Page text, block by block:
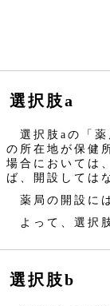
選択肢a
選択肢aの「薬
の所在地が保健
場合においては
ば、開設しては
薬局の開設に
よって、選択
選択肢b